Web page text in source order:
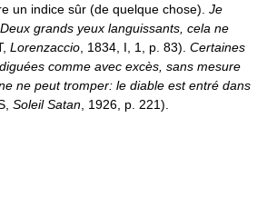
un indice sûr (de quelque chose). Je
grands yeux languissants, cela ne
Lorenzaccio , 1834, I, 1, p. 83). Certaines
comme avec excès, sans mesure
ne peut tromper: le diable est entré dans
Soleil Satan , 1926, p. 221).